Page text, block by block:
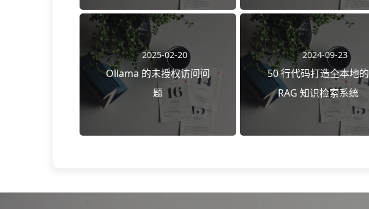
2025-02-20
Ollama 的未授权访问问
题
2024-09-23
50 行代码打造全本地的
RAG 知识检索系统